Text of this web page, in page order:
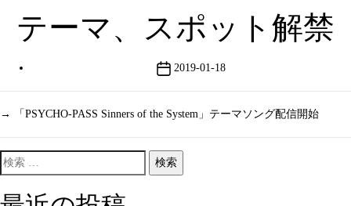
テーマ、スポット解禁
投 2019-01-18
→ 「PSYCHO-PASS Sinners of the System」テーマソング配信開始
検
対